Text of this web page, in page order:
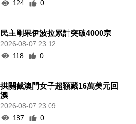
124
0
民主剛果伊波拉累計突破4000宗
2026-08-07 23:12
118
0
拱關截澳門女子超額藏16萬美元回
澳
2026-08-07 23:09
187
0